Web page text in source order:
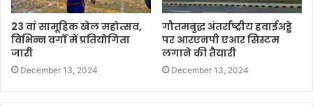
23 वां सामूहिक खेल महोत्सव,
विभिन्न वर्गों में प्रतियोगिता
जारी
December 13, 2024
गौतमबुद्ध अंतर्राष्ट्रीय हवाईअड्डे
पर आरएनपी एआर सिस्टम
लगाने की तैयारी
December 13, 2024